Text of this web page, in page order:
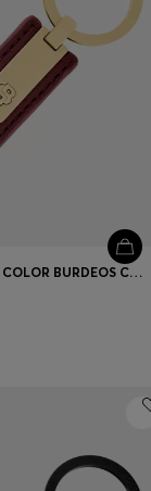
LLAVERO EN COLOR BURDEOS CON ACABADO GRANULADO Y HERRAJE DOUBLE B EN TONO DORADO